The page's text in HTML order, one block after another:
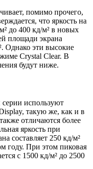
помимо прочего,
что яркость на
до 400 кд/м² в новых
площади экрана
Однако эти высокие
Crystal Clear. В
будут ниже.
используют
такую же, как и в
отличаются более
яркость при
составляет 250 кд/м²
году. При этом пиковая
с 1500 кд/м² до 2500